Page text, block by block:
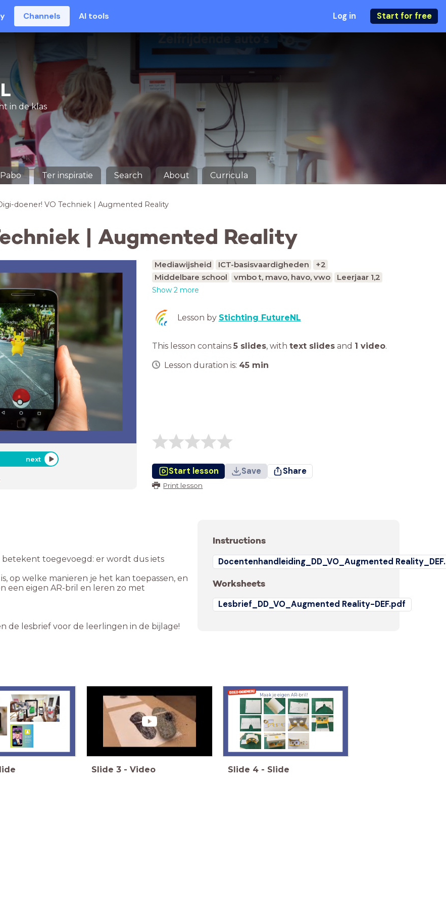
Channels AI tools Log in Start for free
in de klas
Ter inspiratie Search About Curricula
doener! VO Techniek | Augmented Reality
| Augmented Reality
next
Mediawijsheid ICT-basisvaardigheden
+2
Middelbare school
vmbo t, mavo, havo, vwo Leerjaar 1,2
Show 2 more
Lesson by Stichting FutureNL
This lesson contains 5 slides, with text slides and 1 video.
Lesson duration is: 45 min
Start lesson Save Share
Print lesson
toegevoegd: er wordt dus iets
op welke manieren je het kan toepassen, en
een eigen AR-bril en leren zo met
de lesbrief voor de leerlingen in de bijlage!
Instructions
Docentenhandleiding_DD_VO_Augmented
Worksheets
Lesbrief_DD_VO_Augmented Reality-DEF.pdf
Slide 3 - Video
Maak je eigen AR-bril!
Slide 4 - Slide